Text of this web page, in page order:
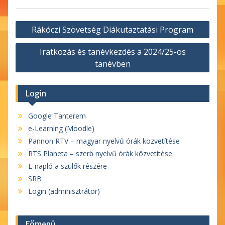
Bejegyzés
navigáció
Rákóczi Szövetség Diákutaztatási Program
Iratkozás és tanévkezdés a 2024/25-ös
tanévben
Login
Google Tanterem
e-Learning (Moodle)
Pannon RTV – magyar nyelvű órák közvetítése
RTS Planeta – szerb nyelvű órák közvetítése
E-napló a szülők részére
SRB
Login (adminisztrátor)